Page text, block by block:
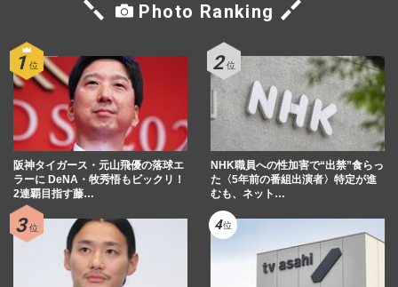
Photo Ranking
阪神タイガース・元山飛優の落球エ
ラーに DeNA・牧秀悟もビックリ！
2連覇目指す藤…
NHK職員への性加害で“出禁”食らっ
た〈5年前の番組出演者〉特定が進
むも、ネット…